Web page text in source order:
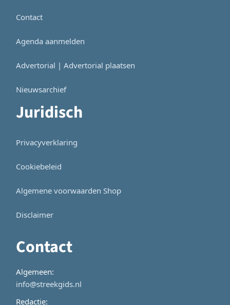
Contact
Agenda aanmelden
Advertorial | Advertorial plaatsen
Nieuwsarchief
Juridisch
Privacyverklaring
Cookiebeleid
Algemene voorwaarden Shop
Disclaimer
Contact
Algemeen:
info@streekgids.nl
Redactie: